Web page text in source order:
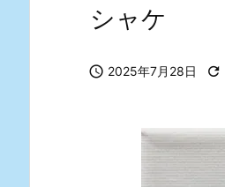
シャケ
 2025年7月28日 